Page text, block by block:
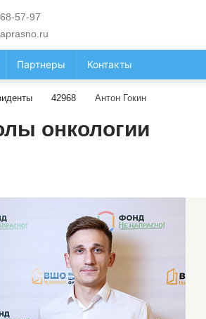
57-97
Партнеры Контакты
42968 Антон Гокин
онкологии